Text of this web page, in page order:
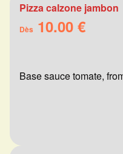
Pizza calzone jambon
Dès 10.00 €
Base sauce tomate,